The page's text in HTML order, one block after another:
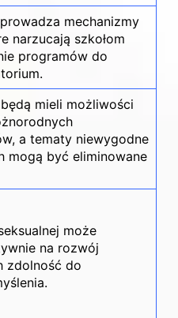
mechanizmy
narzucają szkołom
programów do
mieli możliwości
a tematy niewygodne
mogą być eliminowane
może
na rozwój
zdolność do